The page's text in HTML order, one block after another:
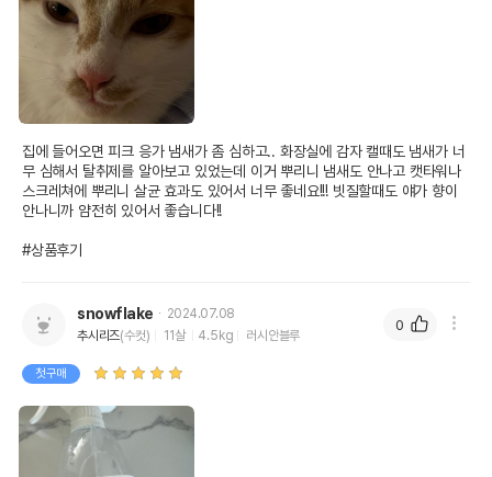
집에 들어오면 피크 응가 냄새가 좀 심하고.. 화장실에 감자 캘때도 냄새가 너
무 심해서 탈취제를 알아보고 있었는데 이거 뿌리니 냄새도 안나고 캣타워나
스크레쳐에 뿌리니 살균 효과도 있어서 너무 좋네요!!! 빗질할때도 얘가 향이
안나니까 얌전히 있어서 좋습니다!!
#상품후기
snowflake
2024.07.08
추시리즈(수컷) 11살 4.5kg 러시안블루
첫구매
0